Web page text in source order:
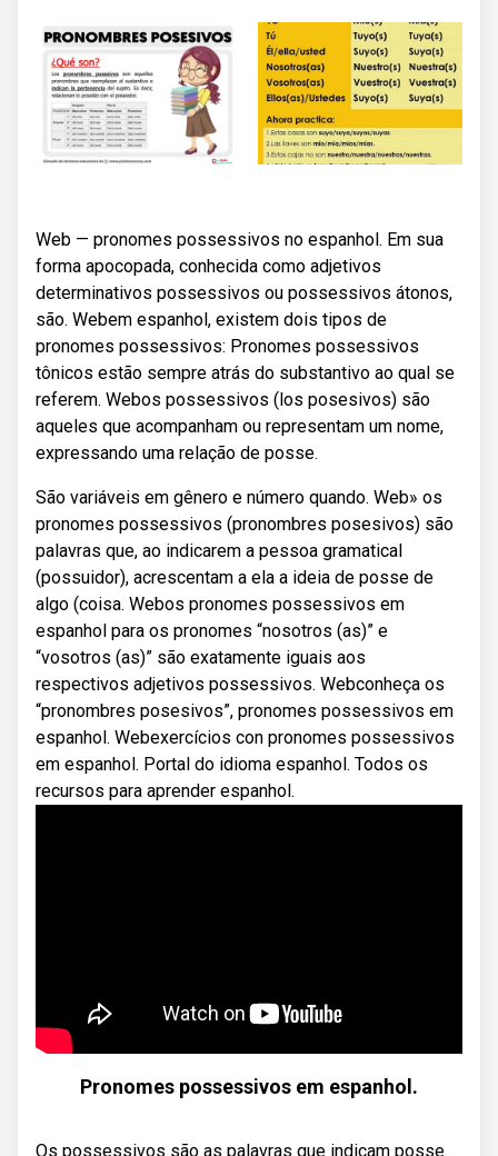
Web — pronomes possessivos no espanhol. Em sua
forma apocopada, conhecida como adjetivos
determinativos possessivos ou possessivos átonos,
são. Webem espanhol, existem dois tipos de
pronomes possessivos: Pronomes possessivos
tônicos estão sempre atrás do substantivo ao qual se
referem. Webos possessivos (los posesivos) são
aqueles que acompanham ou representam um nome,
expressando uma relação de posse.
São variáveis em gênero e número quando. Web» os
pronomes possessivos (pronombres posesivos) são
palavras que, ao indicarem a pessoa gramatical
(possuidor), acrescentam a ela a ideia de posse de
algo (coisa. Webos pronomes possessivos em
espanhol para os pronomes “nosotros (as)” e
“vosotros (as)” são exatamente iguais aos
respectivos adjetivos possessivos. Webconheça os
“pronombres posesivos”, pronomes possessivos em
espanhol. Webexercícios con pronomes possessivos
em espanhol. Portal do idioma espanhol. Todos os
recursos para aprender espanhol.
Pronomes possessivos em espanhol.
Os possessivos são as palavras que indicam posse.